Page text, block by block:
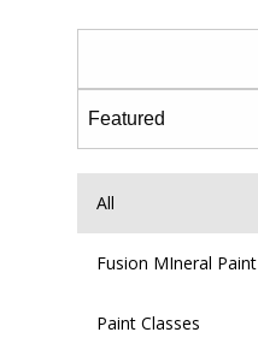
All
Fusion MIneral Paint
Paint Classes